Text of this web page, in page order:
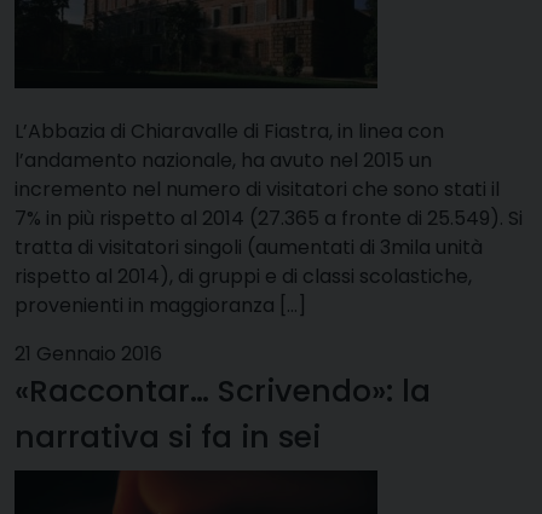
L’Abbazia di Chiaravalle di Fiastra, in linea con
l’andamento nazionale, ha avuto nel 2015 un
incremento nel numero di visitatori che sono stati il
7% in più rispetto al 2014 (27.365 a fronte di 25.549). Si
tratta di visitatori singoli (aumentati di 3mila unità
rispetto al 2014), di gruppi e di classi scolastiche,
provenienti in maggioranza […]
21 Gennaio 2016
«Raccontar… Scrivendo»: la
narrativa si fa in sei